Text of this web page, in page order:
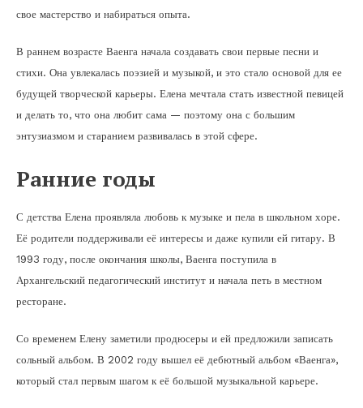
свое мастерство и набираться опыта.
В раннем возрасте Ваенга начала создавать свои первые песни и
стихи. Она увлекалась поэзией и музыкой, и это стало основой для ее
будущей творческой карьеры. Елена мечтала стать известной певицей
и делать то, что она любит сама — поэтому она с большим
энтузиазмом и старанием развивалась в этой сфере.
Ранние годы
С детства Елена проявляла любовь к музыке и пела в школьном хоре.
Её родители поддерживали её интересы и даже купили ей гитару. В
1993 году, после окончания школы, Ваенга поступила в
Архангельский педагогический институт и начала петь в местном
ресторане.
Со временем Елену заметили продюсеры и ей предложили записать
сольный альбом. В 2002 году вышел её дебютный альбом «Ваенга»,
который стал первым шагом к её большой музыкальной карьере.